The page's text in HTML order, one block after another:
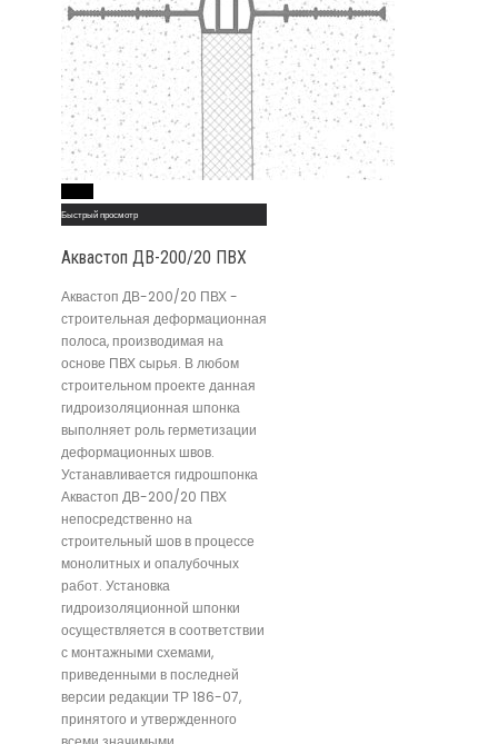
Быстрый просмотр
Аквастоп ДВ-200/20 ПВХ
Аквастоп ДВ-200/20 ПВХ -
строительная деформационная
полоса, производимая на
основе ПВХ сырья. В любом
строительном проекте данная
гидроизоляционная шпонка
выполняет роль герметизации
деформационных швов.
Устанавливается гидрошпонка
Аквастоп ДВ-200/20 ПВХ
непосредственно на
строительный шов в процессе
монолитных и опалубочных
работ. Установка
гидроизоляционной шпонки
осуществляется в соответствии
с монтажными схемами,
приведенными в последней
версии редакции ТР 186-07,
принятого и утвержденного